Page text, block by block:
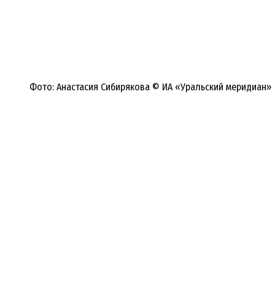
Фото: Анастасия Сибирякова © ИА «Уральский меридиан»